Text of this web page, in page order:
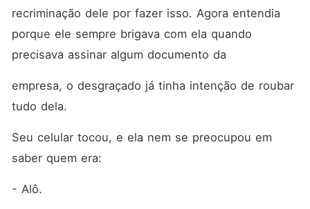
recriminação dele por fazer isso. Agora entendia
porque ele sempre brigava com ela quando
precisava assinar algum documento da
empresa, o desgraçado já tinha intenção de roubar
tudo dela.
Seu celular tocou, e ela nem se preocupou em
saber quem era:
- Alô.